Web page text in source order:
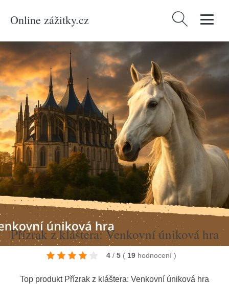
Online zážitky.cz Vyhledávání
Produkty
úniková hra
Přízrak z kláštera: Venkovní úniková hra
4 / 5 ( 19 hodnocení )
Top produkt Přízrak z kláštera: Venkovní úniková hra